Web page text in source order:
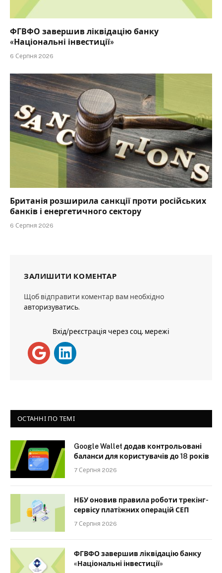
ФГВФО завершив ліквідацію банку
«Національні інвестиції»
6 Серпня 2026
Британія розширила санкції проти російських
банків і енергетичного сектору
6 Серпня 2026
ЗАЛИШИТИ КОМЕНТАР
Щоб відправити коментар вам необхідно
авторизуватись.
Вхід/реєстрація через соц. мережі
ОСТАННІ ПО ТЕМІ
Google Wallet додав контрольовані
баланси для користувачів до 18 років
7 Серпня 2026
НБУ оновив правила роботи трекінг-
сервісу платіжних операцій СЕП
7 Серпня 2026
ФГВФО завершив ліквідацію банку
«Національні інвестиції»